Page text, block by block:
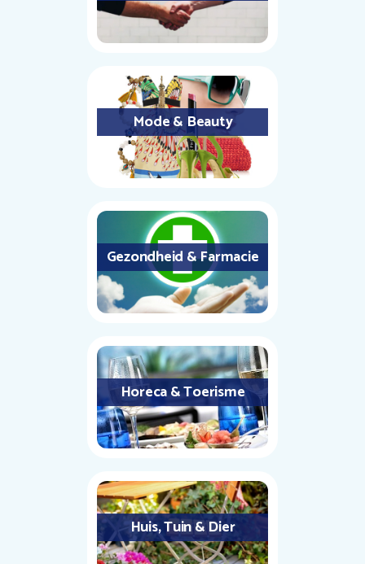
Mode & Beauty
Gezondheid & Farmacie
Horeca & Toerisme
Huis, Tuin & Dier